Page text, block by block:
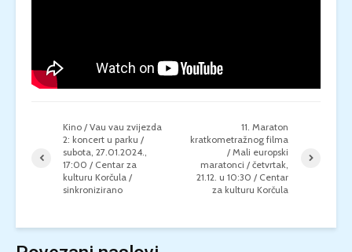
Kino / Vau vau zvijezda
2: koncert u parku /
subota, 27.01.2024.,
17:00 / Centar za
kulturu Korčula /
sinkronizirano
11. Maraton
kratkometražnog filma
/ Mali europski
maratonci / četvrtak,
21.12. u 10:30 / Centar
za kulturu Korčula